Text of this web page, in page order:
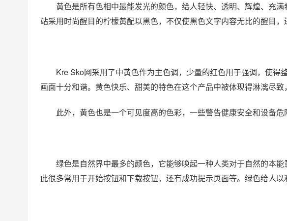
黄色是所有色相中最能发光的颜色，给人轻快、透明、辉煌、充
站采用时尚醒目的柠檬黄配以黑色，不仅使黑色文字内容无比的醒目，
Kre Sko网采用了中黄色作为主色调，少量的红色用于强调，使得
画面十分和谐。黄色快乐、甜美的特色在这个产品中被体现得淋漓尽致
此外，黄色也是一个可见度高的色彩，一些警告健康安全和设备危
绿色是自然界中最多的颜色，它能够唤起一种人类对于自然的本
此很多常用于开始按钮和下载按钮，还有成功提示页面等。绿色给人以